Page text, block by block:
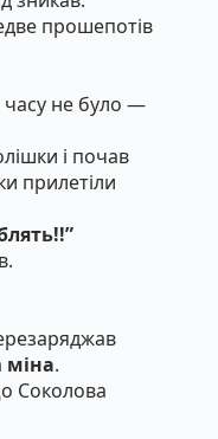
прошепотів
часу не було —
і почав
прилетіли
міна.
Соколова